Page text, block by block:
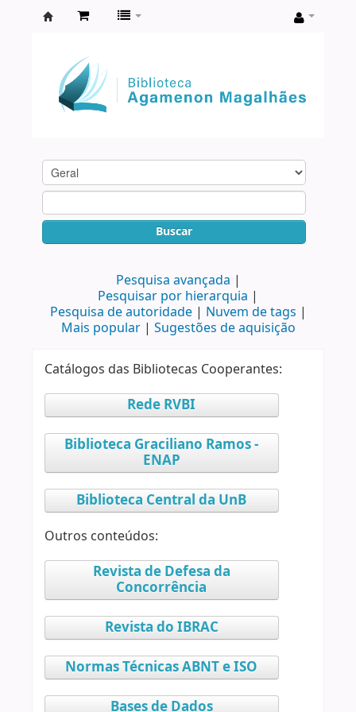
Agamenon
Magalhães
Buscar
Pesquisa avançada
Pesquisar por hierarquia
Pesquisa de autoridade
Nuvem de tags
Mais popular
Sugestões de aquisição
Catálogos das Bibliotecas Cooperantes:
Rede RVBI
Biblioteca Graciliano Ramos -
ENAP
Biblioteca Central da UnB
Outros conteúdos:
Revista de Defesa da
Concorrência
Revista do IBRAC
Normas Técnicas ABNT e ISO
Bases de Dados